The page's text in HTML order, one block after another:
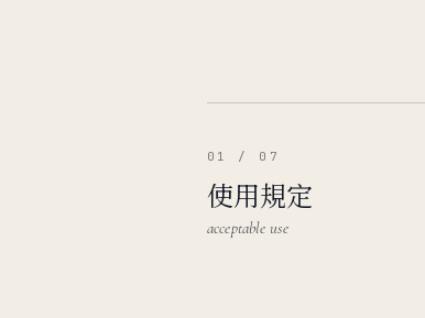
01 / 07
使用規定
acceptable use